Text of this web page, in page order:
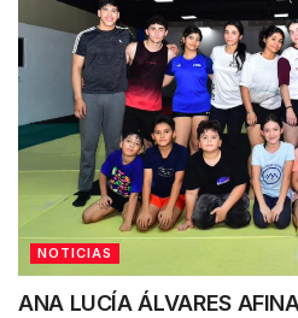
NOTICIAS
ANA LUCÍA ÁLVARES